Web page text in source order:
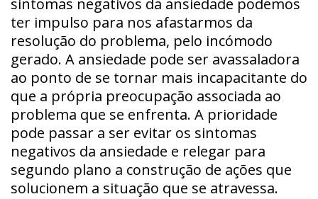
sintomas negativos da ansiedade podemos
ter impulso para nos afastarmos da
resolução do problema, pelo incómodo
gerado. A ansiedade pode ser avassaladora
ao ponto de se tornar mais incapacitante do
que a própria preocupação associada ao
problema que se enfrenta. A prioridade
pode passar a ser evitar os sintomas
negativos da ansiedade e relegar para
segundo plano a construção de ações que
solucionem a situação que se atravessa.